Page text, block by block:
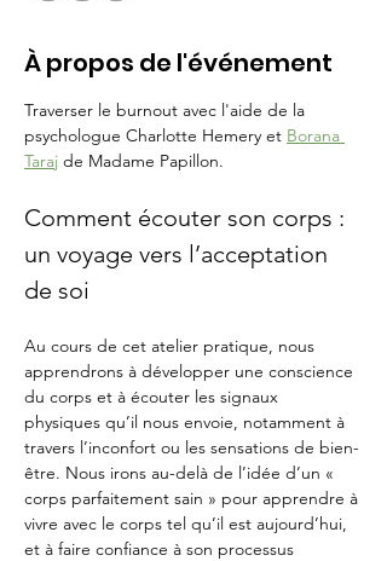
À propos de l'événement
Traverser le burnout avec l'aide de la
psychologue Charlotte Hemery et Borana
Taraj de Madame Papillon.
Comment écouter son corps :
un voyage vers l’acceptation
de soi
Au cours de cet atelier pratique, nous
apprendrons à développer une conscience
du corps et à écouter les signaux
physiques qu’il nous envoie, notamment à
travers l’inconfort ou les sensations de bien-
être. Nous irons au-delà de l’idée d’un «
corps parfaitement sain » pour apprendre à
vivre avec le corps tel qu’il est aujourd’hui,
et à faire confiance à son processus